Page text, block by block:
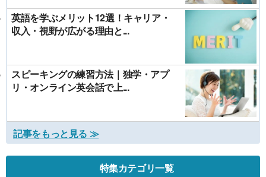
英語を学ぶメリット12選！キャリア・
収入・視野が広がる理由と...
スピーキングの練習方法｜独学・アプ
リ・オンライン英会話で上...
記事をもっと見る ≫
特集カテゴリ一覧